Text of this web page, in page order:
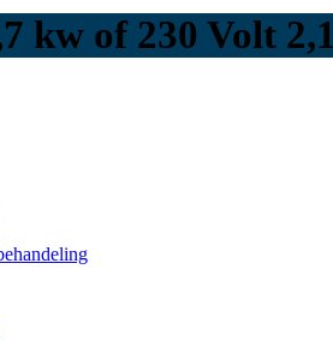
kw of 230 Volt